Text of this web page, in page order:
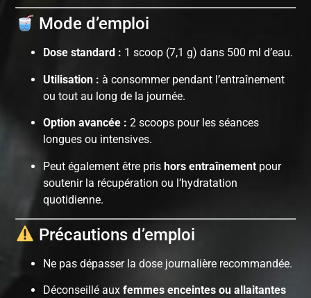
Mode d’emploi
Dose standard : 1 scoop (7,1 g) dans 500 ml d’eau.
Utilisation : à consommer pendant l’entraînement
ou tout au long de la journée.
Option avancée : 2 scoops pour les séances
longues ou intensives.
Peut également être prishors entraînement pour
soutenir la récupération ou l’hydratation
quotidienne.
Précautions d’emploi
Ne pas dépasser la dose journalière recommandée.
Déconseillé auxfemmes enceintes ou allaitantes